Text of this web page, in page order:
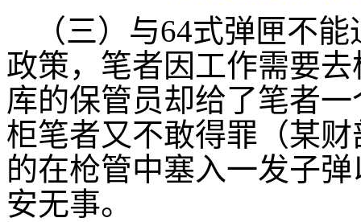
（三）与64式弹匣不
政策，笔者因工作需要
库的保管员却给了笔者
柜笔者又不敢得罪（某
的在枪管中塞入一发子
安无事。